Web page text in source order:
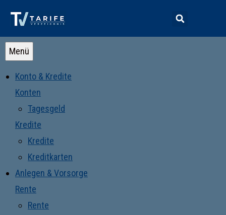
Menü
Konto & Kredite
Konten
Tagesgeld
Kredite
Kredite
Kreditkarten
Anlegen & Vorsorge
Rente
Rente